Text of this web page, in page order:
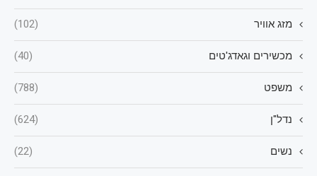
מזג אוויר (102)
מכשירים וגאדג'טים (40)
משפט (788)
נדל"ן (624)
נשים (22)